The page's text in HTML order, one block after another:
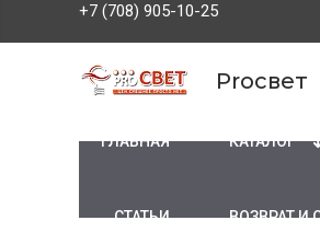
+7 (708) 905-10-25
Proсвет
ГЛАВНАЯ КАТАЛОГ
СТАТЬИ ВОЗВРАТ И